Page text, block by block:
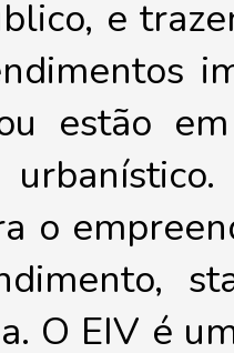
e
estão
o
O EIV é